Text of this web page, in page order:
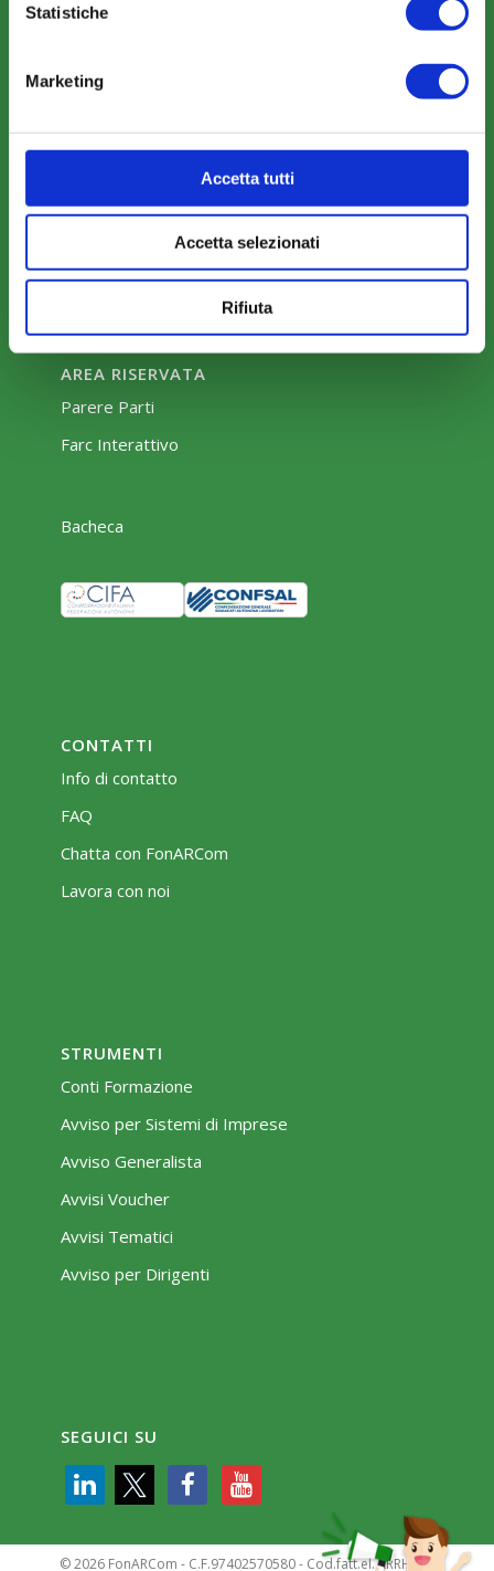
Statistiche
Marketing
Accetta tutti
Accetta selezionati
Rifiuta
COMUNICAZIONI
Sfoglia la nostra brochure
AREA RISERVATA
Parere Parti
Farc Interattivo
Bacheca
CONTATTI
Info di contatto
FAQ
Chatta con FonARCom
Lavora con noi
STRUMENTI
Conti Formazione
Avviso per Sistemi di Imprese
Avviso Generalista
Avvisi Voucher
Avvisi Tematici
Avviso per Dirigenti
SEGUICI SU
© 2026 FonARCom - C.F.97402570580 - Cod.fatt.el. KRRH6B9